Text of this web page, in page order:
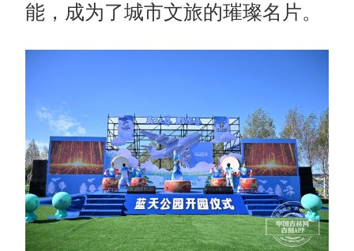
能，成为了城市文旅的璀璨名片。